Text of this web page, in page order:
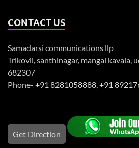
CONTACT US
Samadarsi communications llp
Trikovil, santhinagar, mangai kavala,
682307
Phone- +91 8281058888,+91
Get Direction